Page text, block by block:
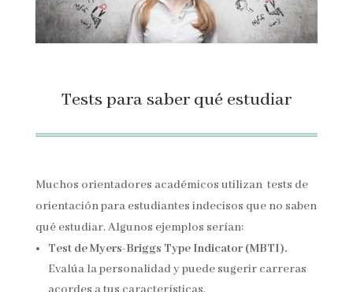
Tests para saber qué estudiar
Muchos orientadores académicos utilizan tests de
orientación para estudiantes indecisos que no saben
qué estudiar. Algunos ejemplos serían:
Test de Myers-Briggs Type Indicator (MBTI).
Evalúa la personalidad y puede sugerir carreras